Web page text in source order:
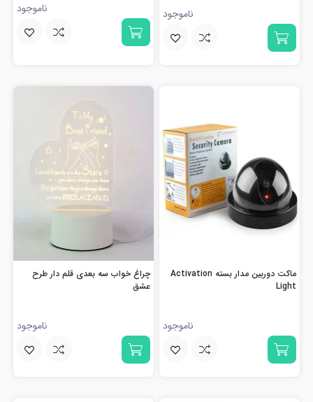
ناموجود ناموجود
ماکت دوربین مدار بسته Activation
Light
ناموجود
چراغ خواب سه بعدی قلم دار طرح
عشق
ناموجود